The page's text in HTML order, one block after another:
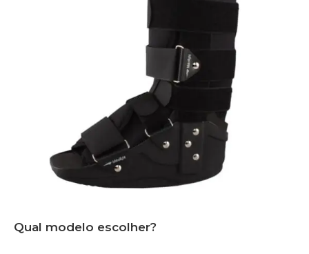
Qual modelo escolher?